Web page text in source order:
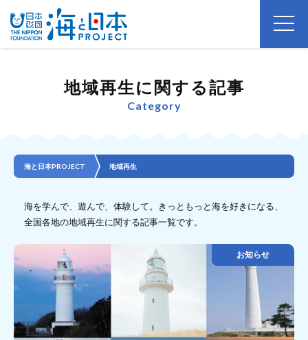
地域再生に関する記事
Category
海と日本PROJECT 地域再生
海を学んで、遊んで、体験して。きっともっと海を好きになる、
全国各地の地域再生に関する記事一覧です。
お知らせ